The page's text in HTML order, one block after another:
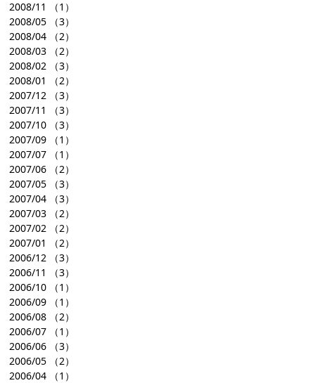
2008/11
（1）
2008/05 （3）
2008/04 （2）
2008/03 （2）
2008/02 （3）
2008/01
（2）
2007/12 （3）
2007/11
（3）
2007/10 （3）
2007/09 （1）
2007/07 （1）
2007/06 （2）
2007/05 （3）
2007/04 （3）
2007/03 （2）
2007/02 （2）
2007/01
（2）
2006/12 （3）
2006/11
（3）
2006/10 （1）
2006/09 （1）
2006/08 （2）
2006/07 （1）
2006/06 （3）
2006/05 （2）
2006/04 （1）